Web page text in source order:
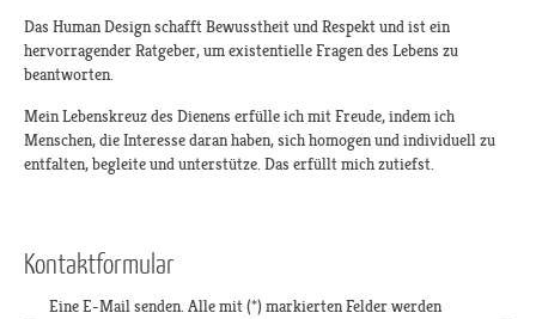
Das Human Design schafft Bewusstheit und Respekt und ist ein
hervorragender Ratgeber, um existentielle Fragen des Lebens zu
beantworten.
Mein Lebenskreuz des Dienens erfülle ich mit Freude, indem ich
Menschen, die Interesse daran haben, sich homogen und individuell zu
entfalten, begleite und unterstütze. Das erfüllt mich zutiefst.
Kontaktformular
Eine E-Mail senden. Alle mit (*) markierten Felder werden